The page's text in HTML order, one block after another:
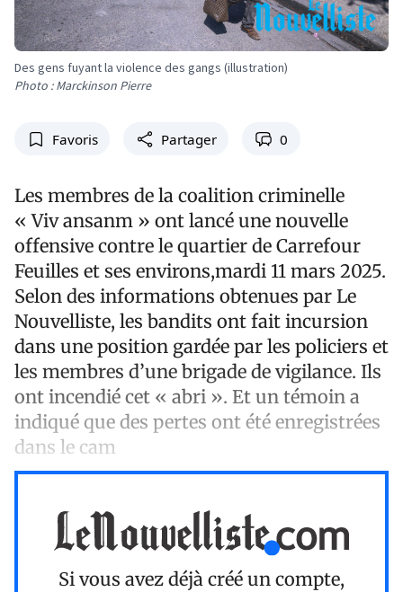
Des gens fuyant la violence des gangs (illustration)
Photo : Marckinson Pierre
Favoris Partager 0
Les membres de la coalition criminelle
« Viv ansanm » ont lancé une nouvelle
offensive contre le quartier de Carrefour
Feuilles et ses environs,mardi 11 mars 2025.
Selon des informations obtenues par Le
Nouvelliste, les bandits ont fait incursion
dans une position gardée par les policiers et
les membres d’une brigade de vigilance. Ils
ont incendié cet « abri ». Et un témoin a
indiqué que des pertes ont été enregistrées
dans le cam
Si vous avez déjà créé un compte,